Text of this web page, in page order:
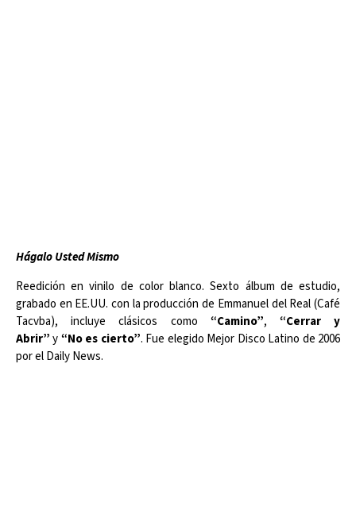
Hágalo Usted Mismo
Reedición en vinilo de color blanco. Sexto álbum de estudio,
grabado en EE.UU. con la producción de Emmanuel del Real (Café
Tacvba), incluye clásicos como “Camino”, “Cerrar y
Abrir”y“No es cierto”. Fue elegido Mejor Disco Latino de 2006
por el Daily News.